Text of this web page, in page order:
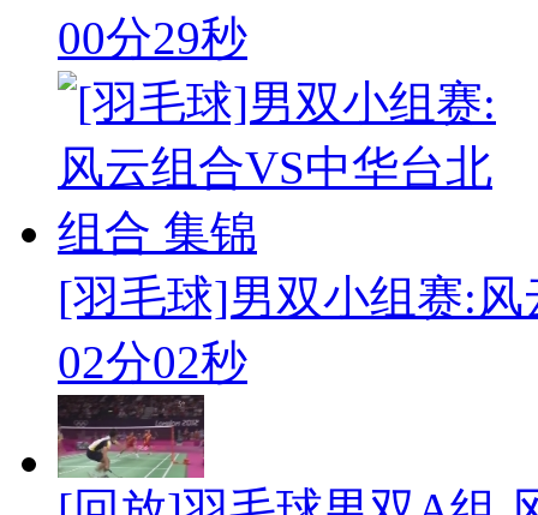
00分29秒
[羽毛球]男双小组赛:
02分02秒